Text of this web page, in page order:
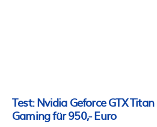
Test: Nvidia Geforce GTX
Gaming für 950,- Euro